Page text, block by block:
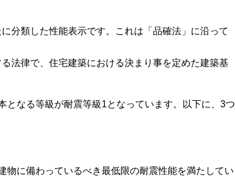
分類した性能表示です。これは「品確法」に沿って
法律で、住宅建築における決まり事を定めた建築基
となる等級が耐震等級1となっています。以下に、3つ
物に備わっているべき最低限の耐震性能を満たしてい